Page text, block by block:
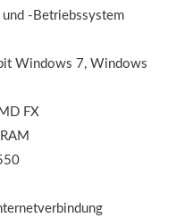
-Betriebssystem
Windows 7, Windows
FX